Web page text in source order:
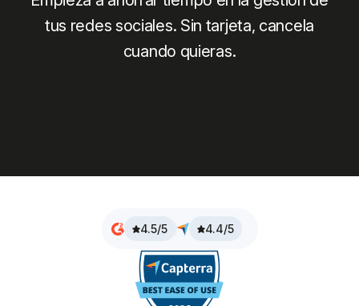
tus redes sociales. Sin tarjeta, cancela
cuando quieras.
4.5/5 4.4/5